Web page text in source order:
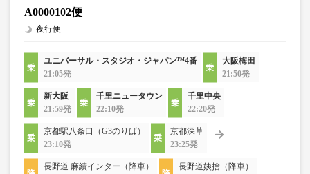
A0000102便
夜行便
ユニバーサル・スタジオ・ジャパン™4番
21:05発
大阪梅田
21:50発
新大阪
21:59発
千里ニュータウン
22:10発
千里中央
22:20発
京都駅八条口（G3のりば）
23:10発
京都深草
23:25発
長野道 麻績インター（降車）
長野道姨捨（降車）